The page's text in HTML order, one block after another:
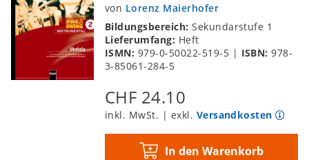
von Lorenz Maierhofer
Bildungsbereich:Sekundarstufe 1
Lieferumfang: Heft
ISMN: 979-0-50022-519-5 | ISBN:978-
3-85061-284-5
CHF 24.10
inkl. MwSt. | exkl. Versandkosten
In den Warenkorb